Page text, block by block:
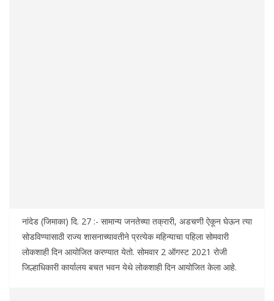
नांदेड (जिमाका) दि. 27 :- सामान्य जनतेच्या तक्रारी, अडचणी ऐकून घेऊन त्या
सोडविण्यासाठी राज्य शासनाच्यावतीने प्रत्येक महिन्याचा पहिला सोमवारी
लोकशाही दिन आयोजित करण्यात येतो. सोमवार 2 ऑगस्ट 2021 रोजी
जिल्हाधिकारी कार्यालय बचत भवन येथे लोकशाही दिन आयोजित केला आहे.